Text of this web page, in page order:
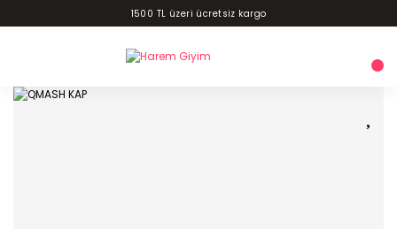
1500 TL üzeri ücretsiz kargo